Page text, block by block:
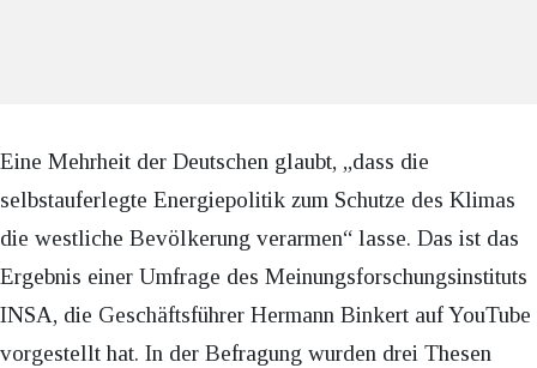
Eine Mehrheit der Deutschen glaubt, „dass die
selbstauferlegte Energiepolitik zum Schutze des Klimas
die westliche Bevölkerung verarmen“ lasse. Das ist das
Ergebnis einer Umfrage des Meinungsforschungsinstituts
INSA, die Geschäftsführer Hermann Binkert auf YouTube
vorgestellt hat. In der Befragung wurden drei Thesen